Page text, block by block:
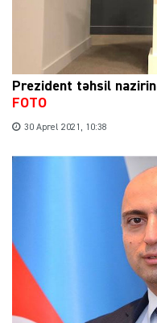
Prezident təhsil
FOTO
30 Aprel 2021, 10:38